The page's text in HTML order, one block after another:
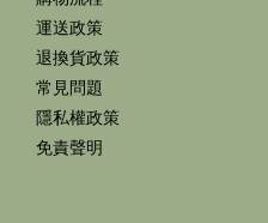
運送政策
退換貨政策
常見問題
隱私權政策
免責聲明